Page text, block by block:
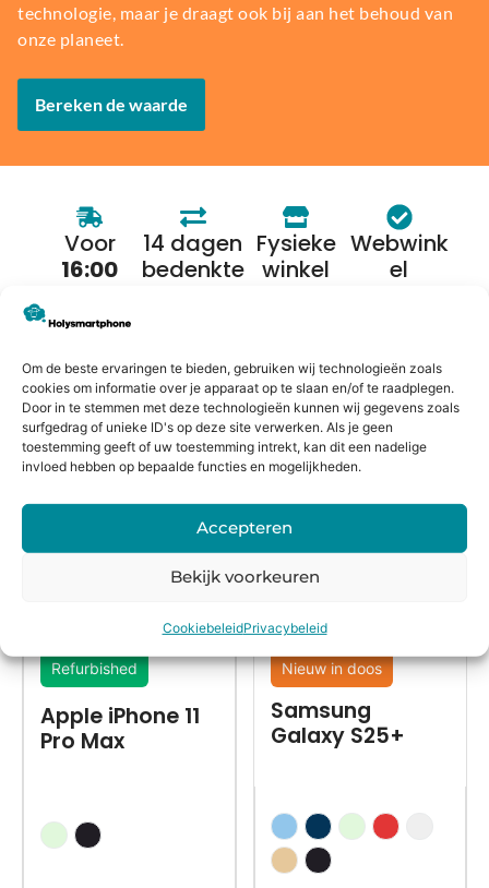
Om de beste ervaringen te bieden, gebruiken wij technologieën zoals
cookies om informatie over je apparaat op te slaan en/of te raadplegen.
Door in te stemmen met deze technologieën kunnen wij gegevens zoals
surfgedrag of unieke ID's op deze site verwerken. Als je geen
toestemming geeft of uw toestemming intrekt, kan dit een nadelige
invloed hebben op bepaalde functies en mogelijkheden.
Accepteren
Bekijk voorkeuren
CookiebeleidPrivacybeleid
technologie, maar je draagt ook bij aan het behoud van
onze planeet.
Bereken de waarde
Voor
16:00
morgen
14 dagen
bedenkte
Fysieke
winkel
Webwink
el
Alternatieven
Refurbished
Apple iPhone 11
Pro Max
Nieuw in doos
Samsung
Galaxy S25+